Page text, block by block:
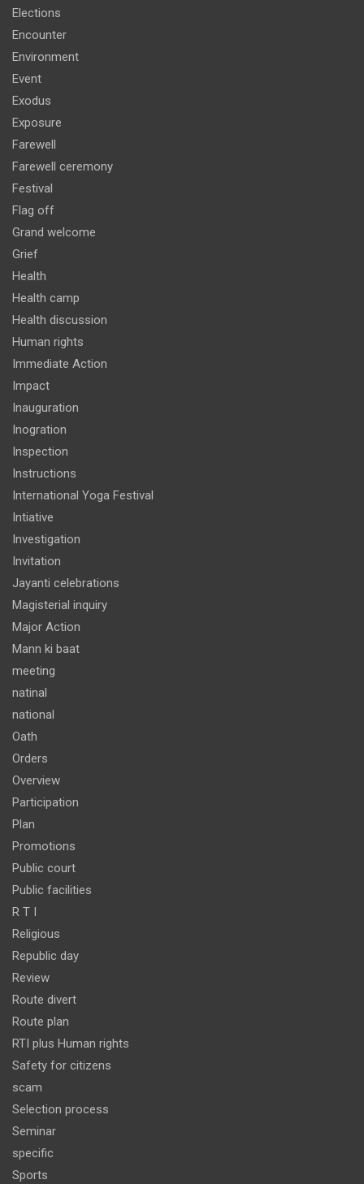
Elections
Encounter
Environment
Event
Exodus
Exposure
Farewell
Farewell ceremony
Festival
Flag off
Grand welcome
Grief
Health
Health camp
Health discussion
Human rights
Immediate Action
Impact
Inauguration
Inogration
Inspection
Instructions
International Yoga Festival
Intiative
Investigation
Invitation
Jayanti celebrations
Magisterial inquiry
Major Action
Mann ki baat
meeting
natinal
national
Oath
Orders
Overview
Participation
Plan
Promotions
Public court
Public facilities
R T I
Religious
Republic day
Review
Route divert
Route plan
RTI plus Human rights
Safety for citizens
scam
Selection process
Seminar
specific
Sports